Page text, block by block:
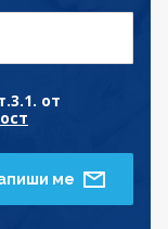
от
ме